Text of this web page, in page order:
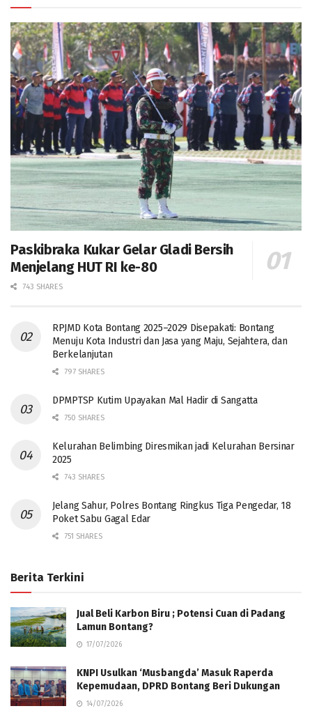
Paskibraka Kukar Gelar Gladi Bersih
Menjelang HUT RI ke-80
743 SHARES
RPJMD Kota Bontang 2025–2029 Disepakati: Bontang
Menuju Kota Industri dan Jasa yang Maju, Sejahtera, dan
Berkelanjutan
797 SHARES
DPMPTSP Kutim Upayakan Mal Hadir di Sangatta
750 SHARES
Kelurahan Belimbing Diresmikan jadi Kelurahan Bersinar
2025
743 SHARES
Jelang Sahur, Polres Bontang Ringkus Tiga Pengedar, 18
Poket Sabu Gagal Edar
751 SHARES
Berita Terkini
Jual Beli Karbon Biru ; Potensi Cuan di Padang
Lamun Bontang?
17/07/2026
KNPI Usulkan ‘Musbangda’ Masuk Raperda
Kepemudaan, DPRD Bontang Beri Dukungan
14/07/2026